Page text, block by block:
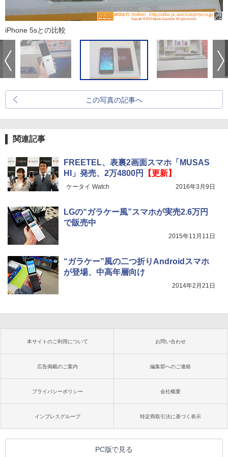
iPhone 5sとの比較
この写真の記事へ
関連記事
FREETEL、表裏2画面スマホ「MUSAS
HI」発売、2万4800円
【更新】
ケータイ Watch 2016年3月9日
LGの“ガラケー風”スマホが実売2.6万円
で販売中
2015年11月11日
“ガラケー”風の二つ折りAndroidスマホ
が登場、中高年層向け
2014年2月21日
本サイトのご利用について お問い合わせ
広告掲載のご案内 編集部へのご連絡
プライバシーポリシー 会社概要
インプレスグループ 特定商取引法に基づく表示
PC版で見る